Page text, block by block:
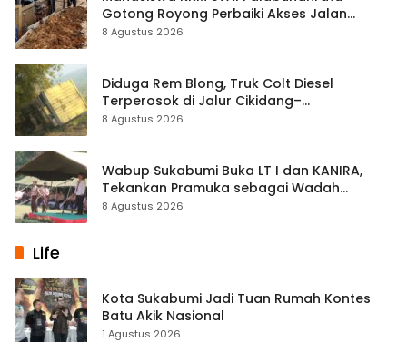
Gotong Royong Perbaiki Akses Jalan
Majelis Ta’lim di Sagaranten
8 Agustus 2026
Diduga Rem Blong, Truk Colt Diesel
Terperosok di Jalur Cikidang–
Palabuhanratu
8 Agustus 2026
Wabup Sukabumi Buka LT I dan KANIRA,
Tekankan Pramuka sebagai Wadah
Pembentukan Karakter
8 Agustus 2026
Life
Kota Sukabumi Jadi Tuan Rumah Kontes
Batu Akik Nasional
1 Agustus 2026